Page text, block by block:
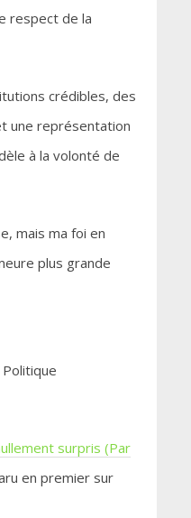
respect de la
crédibles, des
une représentation
à la volonté de
mais ma foi en
plus grande
surpris (Par
en premier sur